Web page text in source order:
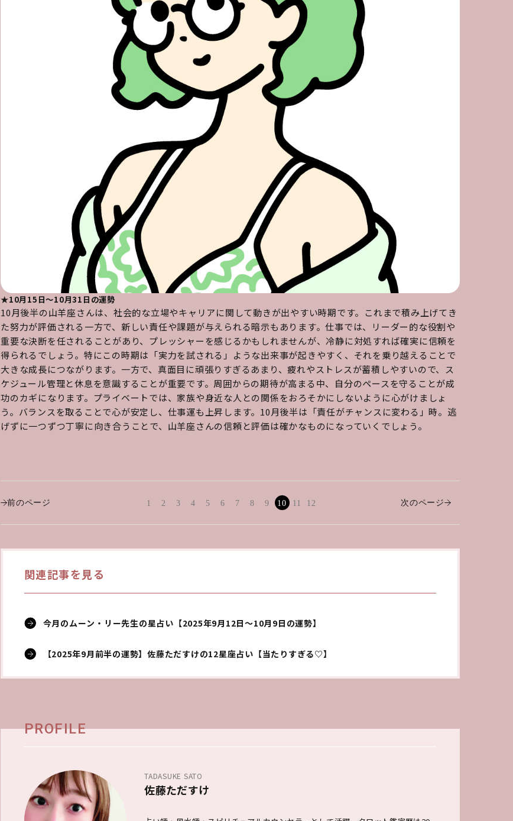
★10月15日～10月31日の運勢
10月後半の山羊座さんは、社会的な立場やキャリアに関して動きが出やすい時期です。これまで積み上げてき
た努力が評価される一方で、新しい責任や課題が与えられる暗示もあります。仕事では、リーダー的な役割や
重要な決断を任されることがあり、プレッシャーを感じるかもしれませんが、冷静に対処すれば確実に信頼を
得られるでしょう。特にこの時期は「実力を試される」ような出来事が起きやすく、それを乗り越えることで
大きな成長につながります。一方で、真面目に頑張りすぎるあまり、疲れやストレスが蓄積しやすいので、ス
ケジュール管理と休息を意識することが重要です。周囲からの期待が高まる中、自分のペースを守ることが成
功のカギになります。プライベートでは、家族や身近な人との関係をおろそかにしないように心がけましょ
う。バランスを取ることで心が安定し、仕事運も上昇します。10月後半は「責任がチャンスに変わる」時。逃
げずに一つずつ丁寧に向き合うことで、山羊座さんの信頼と評価は確かなものになっていくでしょう。
前のページ 1 2 3 4 5 6 7 8 9 10 11 12 次のページ
関連記事を見る
今月のムーン・リー先生の星占い【2025年9月12日～10月9日の運勢】
【2025年9月前半の運勢】佐藤ただすけの12星座占い【当たりすぎる♡】
PROFILE
TADASUKE SATO
佐藤ただすけ